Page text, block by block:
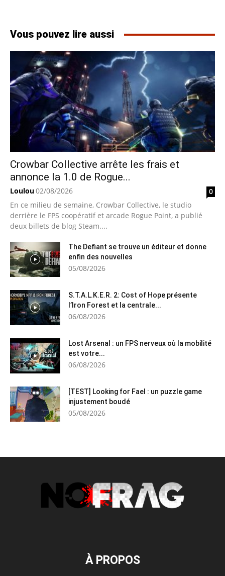
Vous pouvez lire aussi
Crowbar Collective arrête les frais et
annonce la 1.0 de Rogue...
Loulou02/08/2026
0
En ce milieu de semaine, Crowbar Collective, le studio
derrière le FPS coopératif et arcade Rogue Point, a publié
deux billets de blog Steam....
The Defiant se trouve un éditeur et donne
enfin des nouvelles
05/08/2026
S.T.A.L.K.E.R. 2: Cost of Hope présente
l’Iron Forest et la centrale...
06/08/2026
Lost Arsenal : un FPS nerveux où la mobilité
est votre...
06/08/2026
[TEST] Looking for Fael : un puzzle game
injustement boudé
05/08/2026
À PROPOS